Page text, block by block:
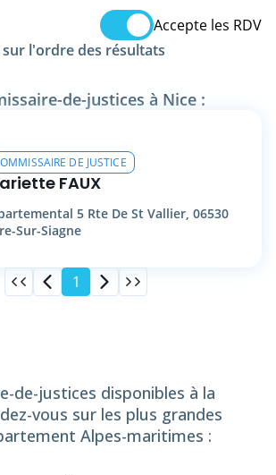
Accepte les RDV
sur l'ordre des résultats
de-justices à Nice :
DE JUSTICE
FAUX
5 Rte De St Vallier, 06530
Sur-Siagne
1
de-justices disponibles à la
vous sur les plus grandes
Alpes-maritimes :